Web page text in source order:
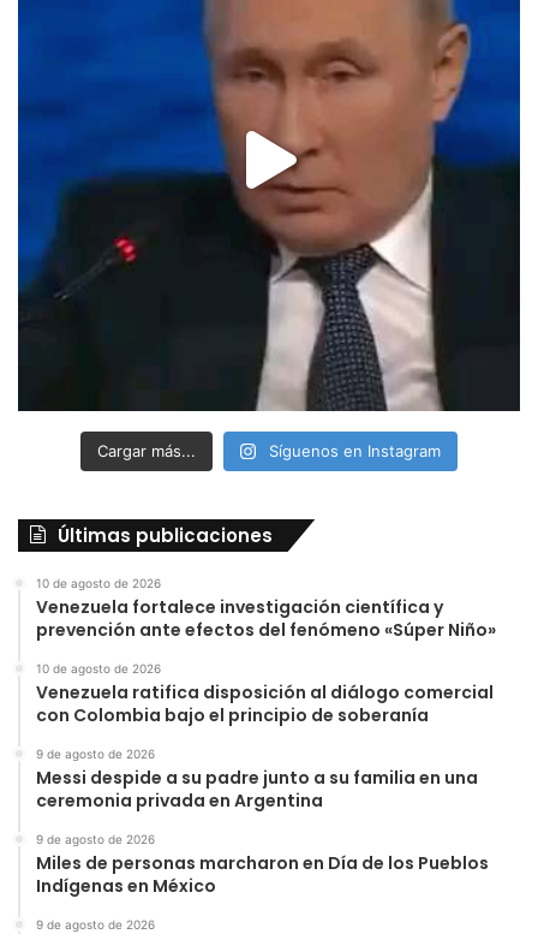
Cargar más... Síguenos en Instagram
Últimas publicaciones
10 de agosto de 2026
Venezuela fortalece investigación científica y
prevención ante efectos del fenómeno «Súper Niño»
10 de agosto de 2026
Venezuela ratifica disposición al diálogo comercial
con Colombia bajo el principio de soberanía
9 de agosto de 2026
Messi despide a su padre junto a su familia en una
ceremonia privada en Argentina
9 de agosto de 2026
Miles de personas marcharon en Día de los Pueblos
Indígenas en México
9 de agosto de 2026